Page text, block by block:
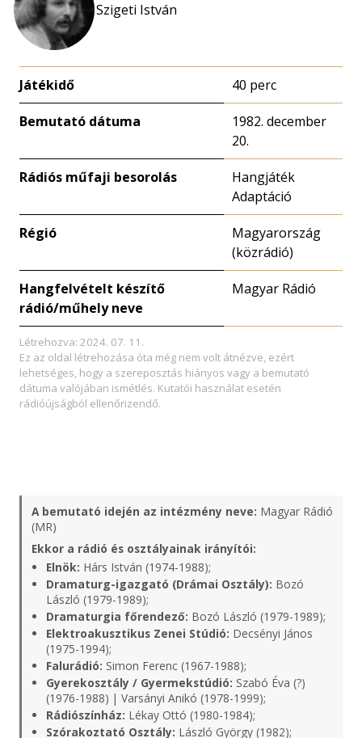
Szigeti István
Játékidő 40 perc
Bemutató dátuma
1982. december
20.
Rádiós műfaji besorolás
Hangjáték
Adaptáció
Régió
Magyarország
(közrádió)
Hangfelvételt készítő
rádió/műhely neve
Magyar Rádió
Létrehozva: 2024. 07. 11.
Ez az oldal létrehozása óta még nem volt átnézve, ezért
lehetséges, hogy a szereposztás hiányos vagy a bemutató
dátuma valójában ismétlés. Kutatói használat esetén
rádióújságból ellenőrizendő.
A bemutató idején az intézmény neve: Magyar Rádió
(MR)
Ekkor a rádió és osztályainak irányítói:
Elnök: Hárs István (1974-1988);
Dramaturg-igazgató (Drámai Osztály): Bozó
László (1979-1989);
Dramaturgia főrendező: Bozó László (1979-1989);
Elektroakusztikus Zenei Stúdió: Decsényi János
(1975-1994);
Falurádió: Simon Ferenc (1967-1988);
Gyerekosztály / Gyermekstúdió: Szabó Éva (?)
(1976-1988) | Varsányi Anikó (1978-1999);
Rádiószínház: Lékay Ottó (1980-1984);
Szórakoztató Osztály: László György (1982);